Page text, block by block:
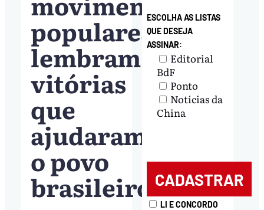
populares
lembram
vitórias
que
ajudaram
o povo
brasileiro
ESCOLHA AS LISTAS
QUE DESEJA
ASSINAR:
Editorial
BdF
Ponto
Notícias da
China
LI E CONCORDO